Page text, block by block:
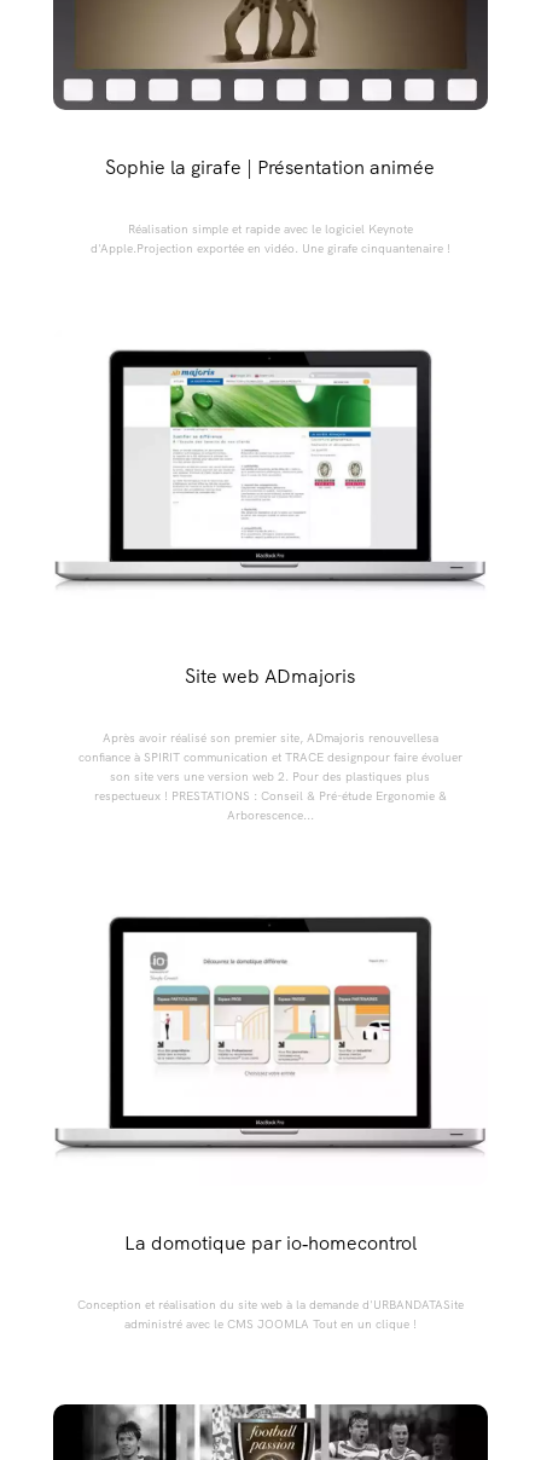
Sophie la girafe | Présentation animée
Réalisation simple et rapide avec le logiciel Keynote
d'Apple.Projection exportée en vidéo. Une girafe cinquantenaire !
Site web ADmajoris
Après avoir réalisé son premier site, ADmajoris renouvellesa
confiance à SPIRIT communication et TRACE designpour faire évoluer
son site vers une version web 2. Pour des plastiques plus
respectueux ! PRESTATIONS : Conseil & Pré-étude Ergonomie &
Arborescence...
La domotique par io‑homecontrol
Conception et réalisation du site web à la demande d'URBANDATASite
administré avec le CMS JOOMLA Tout en un clique !